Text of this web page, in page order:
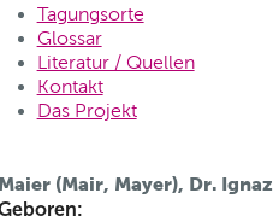
Tagungsorte
Glossar
Literatur / Quellen
Kontakt
Das Projekt
(Mair, Mayer), Dr. Ignaz